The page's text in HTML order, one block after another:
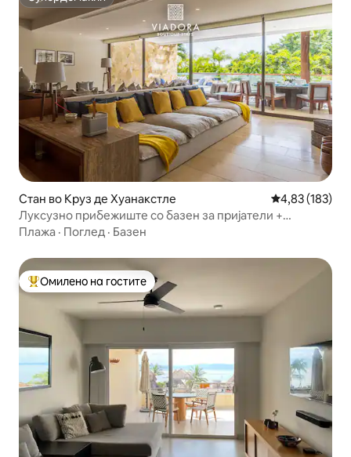
Супердомаќин
Стан во Круз де Хуанакстле Просечна
4,83 (183)
Луксузно прибежиште со базен за пријатели +
семејство | Пунта Мита
Плажа · Поглед · Базен
Меѓу најуспешните „Омилени на гостите“
Омилено на гостите